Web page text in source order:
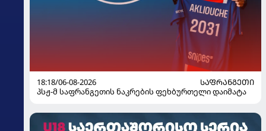
18:18/06-08-2026
ᲡᲐᲤᲠᲐᲜᲒᲔᲗᲘ
პსჟ-მ საფრანგეთის ნაკრების ფეხბურთელი დაიმატა